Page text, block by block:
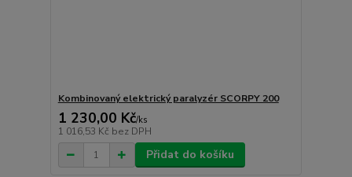
Kombinovaný elektrický paralyzér SCORPY 200
1 230,00 Kč/ks
1 016,53 Kč bez DPH
Přidat do košíku